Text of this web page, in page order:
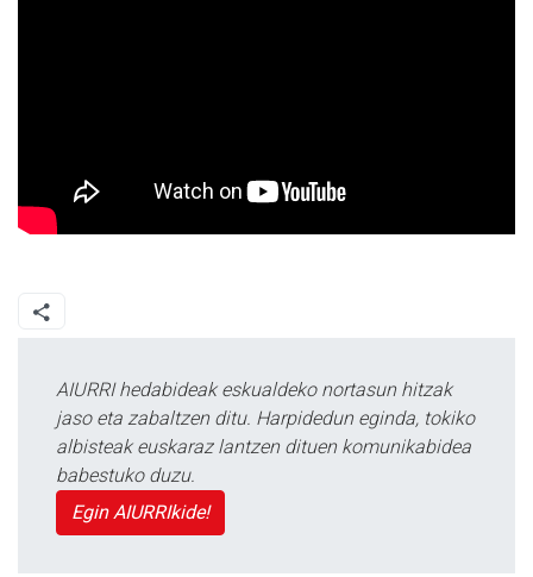
AIURRI hedabideak eskualdeko nortasun hitzak
jaso eta zabaltzen ditu. Harpidedun eginda, tokiko
albisteak euskaraz lantzen dituen komunikabidea
babestuko duzu.
Egin AIURRIkide!